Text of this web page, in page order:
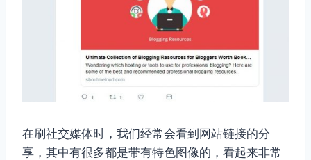
在刷社交媒体时，我们经常会看到网站链接的分
享，其中有很多都是带有特色图像的，看起来非常